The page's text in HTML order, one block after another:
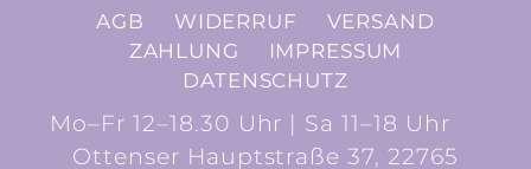
AGB
WIDERRUF
VERSAND
ZAHLUNG
IMPRESSUM
DATENSCHUTZ
Mo–Fr 12–18.30 Uhr | Sa 11–18 Uhr
Ottenser Hauptstraße 37, 22765